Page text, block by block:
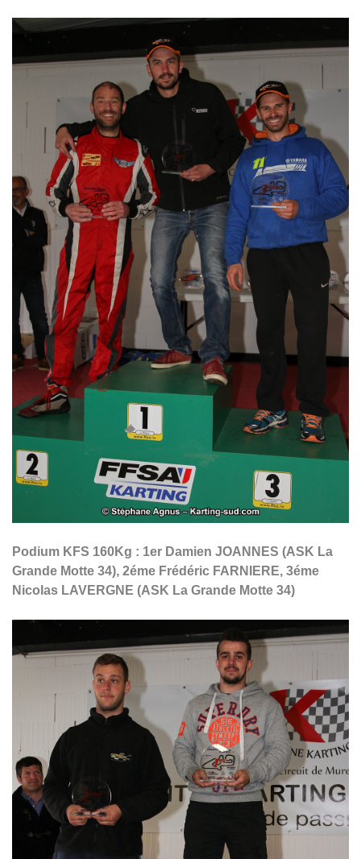
Podium KFS 160Kg : 1er Damien JOANNES (ASK La
Grande Motte 34), 2éme Frédéric FARNIERE, 3éme
Nicolas LAVERGNE (ASK La Grande Motte 34)